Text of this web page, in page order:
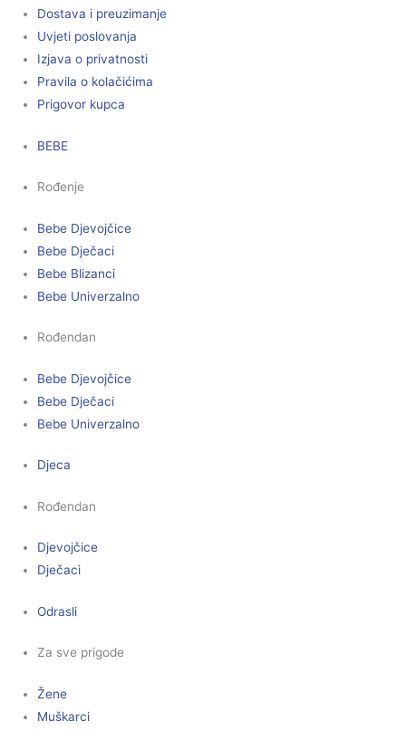
Dostava i preuzimanje
Uvjeti poslovanja
Izjava o privatnosti
Pravila o kolačićima
Prigovor kupca
BEBE
Rođenje
Bebe Djevojčice
Bebe Dječaci
Bebe Blizanci
Bebe Univerzalno
Rođendan
Bebe Djevojčice
Bebe Dječaci
Bebe Univerzalno
Djeca
Rođendan
Djevojčice
Dječaci
Odrasli
Za sve prigode
Žene
Muškarci